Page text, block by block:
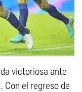
victoriosa ante
Con el regreso de